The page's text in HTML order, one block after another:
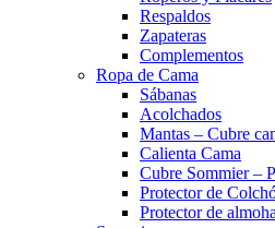
Respaldos
Zapateras
Complementos
Ropa de Cama
Sábanas
Acolchados
Mantas – Cubre
Calienta Cama
Cubre Sommier –
Protector de
Protector de